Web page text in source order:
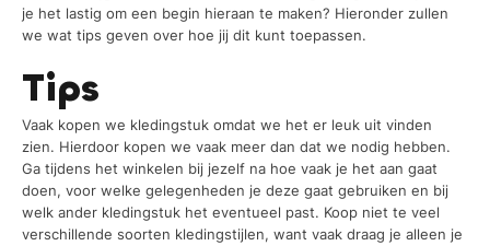
je het lastig om een begin hieraan te maken? Hieronder zullen
we wat tips geven over hoe jij dit kunt toepassen.
Tips
Vaak kopen we kledingstuk omdat we het er leuk uit vinden
zien. Hierdoor kopen we vaak meer dan dat we nodig hebben.
Ga tijdens het winkelen bij jezelf na hoe vaak je het aan gaat
doen, voor welke gelegenheden je deze gaat gebruiken en bij
welk ander kledingstuk het eventueel past. Koop niet te veel
verschillende soorten kledingstijlen, want vaak draag je alleen je